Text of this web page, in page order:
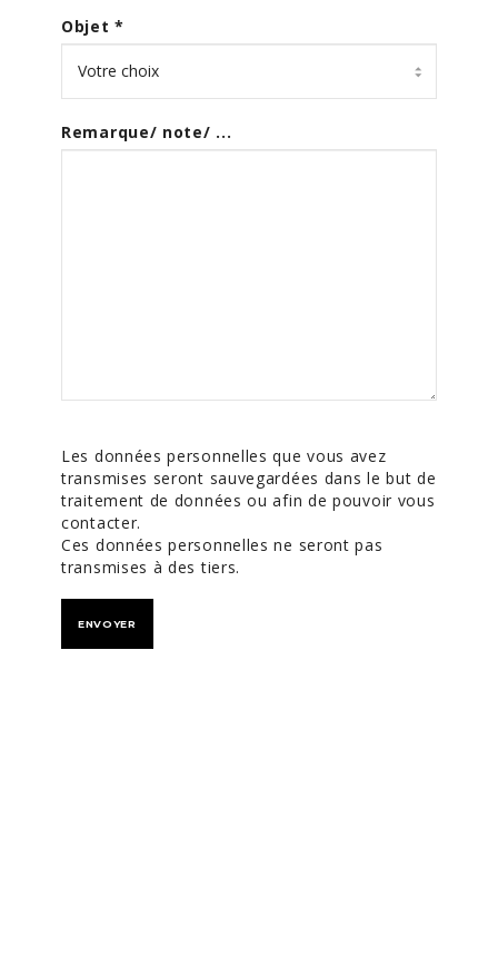
Objet*
Remarque/ note/ ...
Les données personnelles que vous avez
transmises seront sauvegardées dans le but de
traitement de données ou afin de pouvoir vous
contacter.
Ces données personnelles ne seront pas
transmises à des tiers.
ENVOYER